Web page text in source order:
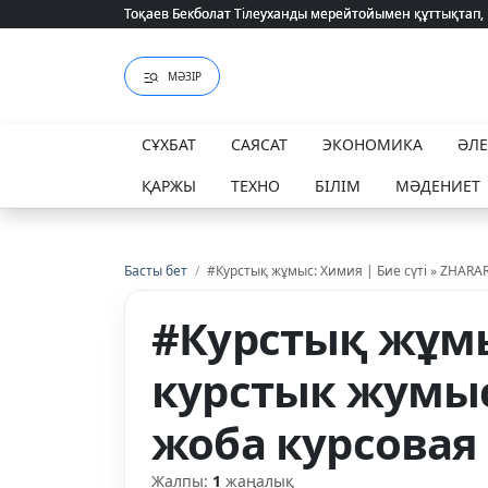
Тоқаев Бекболат Тілеуханды мерейтойымен
Тоқаев Бекболат Тілеуханды мерейтойымен
МӘЗІР
СҰХБАТ САЯСАТ ЭКОНОМИКА
ҚАРЖЫ
ТЕХНО БІЛІМ МӘДЕНИЕТ
Басты бет / #Курстық жұмыс: Химия | Бие сүті »
#Курстық
курстык
жоба
Жалпы: 1 жаңалық